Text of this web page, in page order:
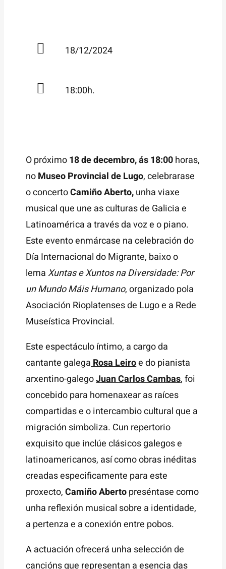
18/12/2024
18:00h.
O próximo18 de decembro, ás 18:00horas,
noMuseo Provincial de Lugo, celebrarase
o concertoCamiño Aberto,unha viaxe
musical que une as culturas de Galicia e
Latinoamérica a través da voz e o piano.
Este evento enmárcase na celebración do
Día Internacional do Migrante, baixo o
lemaXuntas e Xuntos na Diversidade: Por
un Mundo Máis Humano, organizado pola
Asociación Rioplatenses de Lugo e a Rede
Museística Provincial.
Este espectáculo íntimo, a cargo da
cantante galegaRosa Leiroe do pianista
arxentino-galegoJuan Carlos Cambas, foi
concebido para homenaxear as raíces
compartidas e o intercambio cultural que a
migración simboliza. Cun repertorio
exquisito que inclúe clásicos galegos e
latinoamericanos, así como obras inéditas
creadas especificamente para este
proxecto,Camiño Abertopreséntase como
unha reflexión musical sobre a identidade,
a pertenza e a conexión entre pobos.
A actuación ofrecerá unha selección de
cancións que representan a esencia das